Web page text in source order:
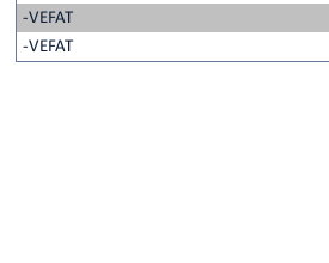
-VEFAT
-VEFAT